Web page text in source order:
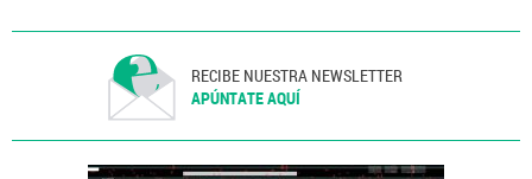
RECIBE NUESTRA NEWSLETTER
APÚNTATE AQUÍ